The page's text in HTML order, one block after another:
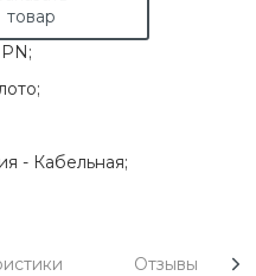
товар
- Кабельная;
Отзывы